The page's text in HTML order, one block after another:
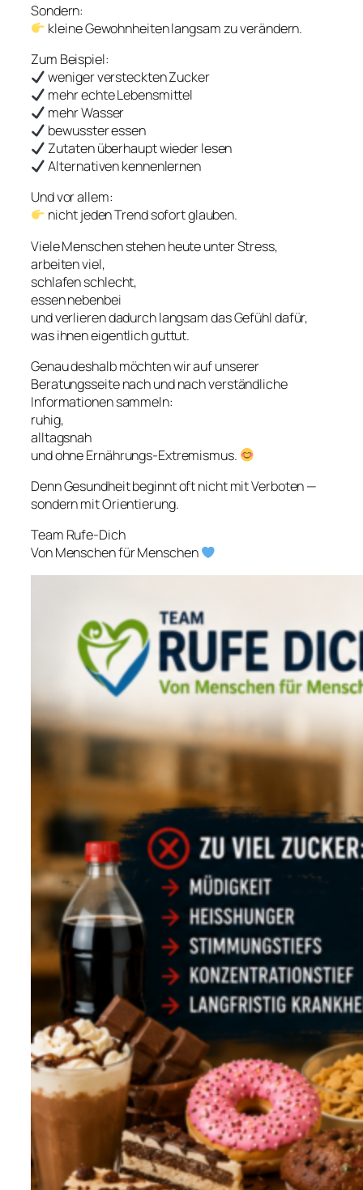
Sondern:
kleine Gewohnheiten langsam zu verändern.
Zum Beispiel:
weniger versteckten Zucker
mehr echte Lebensmittel
mehr Wasser
bewusster essen
Zutaten überhaupt wieder lesen
Alternativen kennenlernen
Und vor allem:
nicht jeden Trend sofort glauben.
Viele Menschen stehen heute unter Stress,
arbeiten viel,
schlafen schlecht,
essen nebenbei
und verlieren dadurch langsam das Gefühl dafür,
was ihnen eigentlich guttut.
Genau deshalb möchten wir auf unserer
Beratungsseite nach und nach verständliche
Informationen sammeln:
ruhig,
alltagsnah
und ohne Ernährungs-Extremismus.
Denn Gesundheit beginnt oft nicht mit Verboten —
sondern mit Orientierung.
Team Rufe-Dich
Von Menschen für Menschen